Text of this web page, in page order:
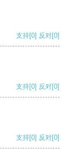
支持[0] 反对[0]
支持[0] 反对[0]
支持[0] 反对[0]